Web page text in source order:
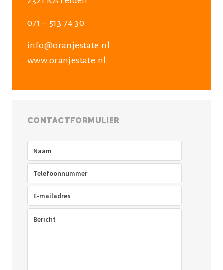
071 – 513 74 30
info@oranjestate.nl
www.oranjestate.nl
CONTACTFORMULIER
Telefoon
mailadres(Vereist)